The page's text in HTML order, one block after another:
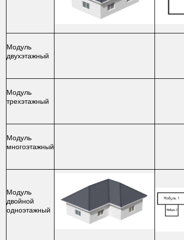
Модуль
двухэтажный
Модуль
трехэтажный
Модуль
многоэтажный
Модуль
двойной
одноэтажный